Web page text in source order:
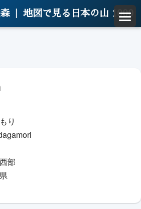
森 | 地図で見る日本の山 1000
り
部